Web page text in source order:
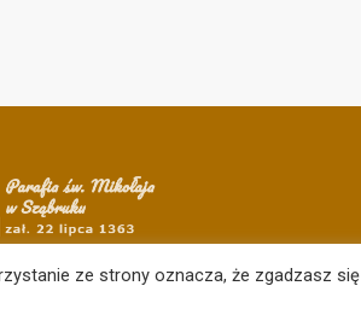
ze strony oznacza, że zgadzasz się